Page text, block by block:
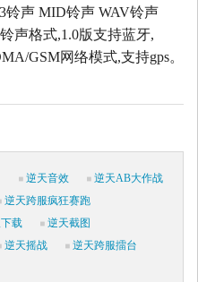
铃声 MID铃声 WAV铃声
声格式,1.0版支持蓝牙,
GSM网络模式,支持gps。
逆天音效
逆天AB大作战
逆天跨服疯狂赛跑
载
逆天截图
逆天摇战
逆天跨服擂台